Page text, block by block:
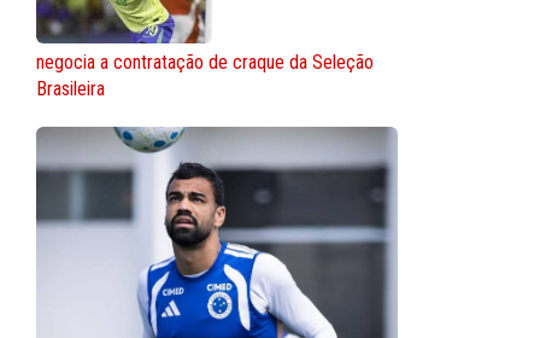
negocia a contratação de craque da Seleção
Brasileira